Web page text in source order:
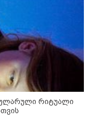
რიტუალი